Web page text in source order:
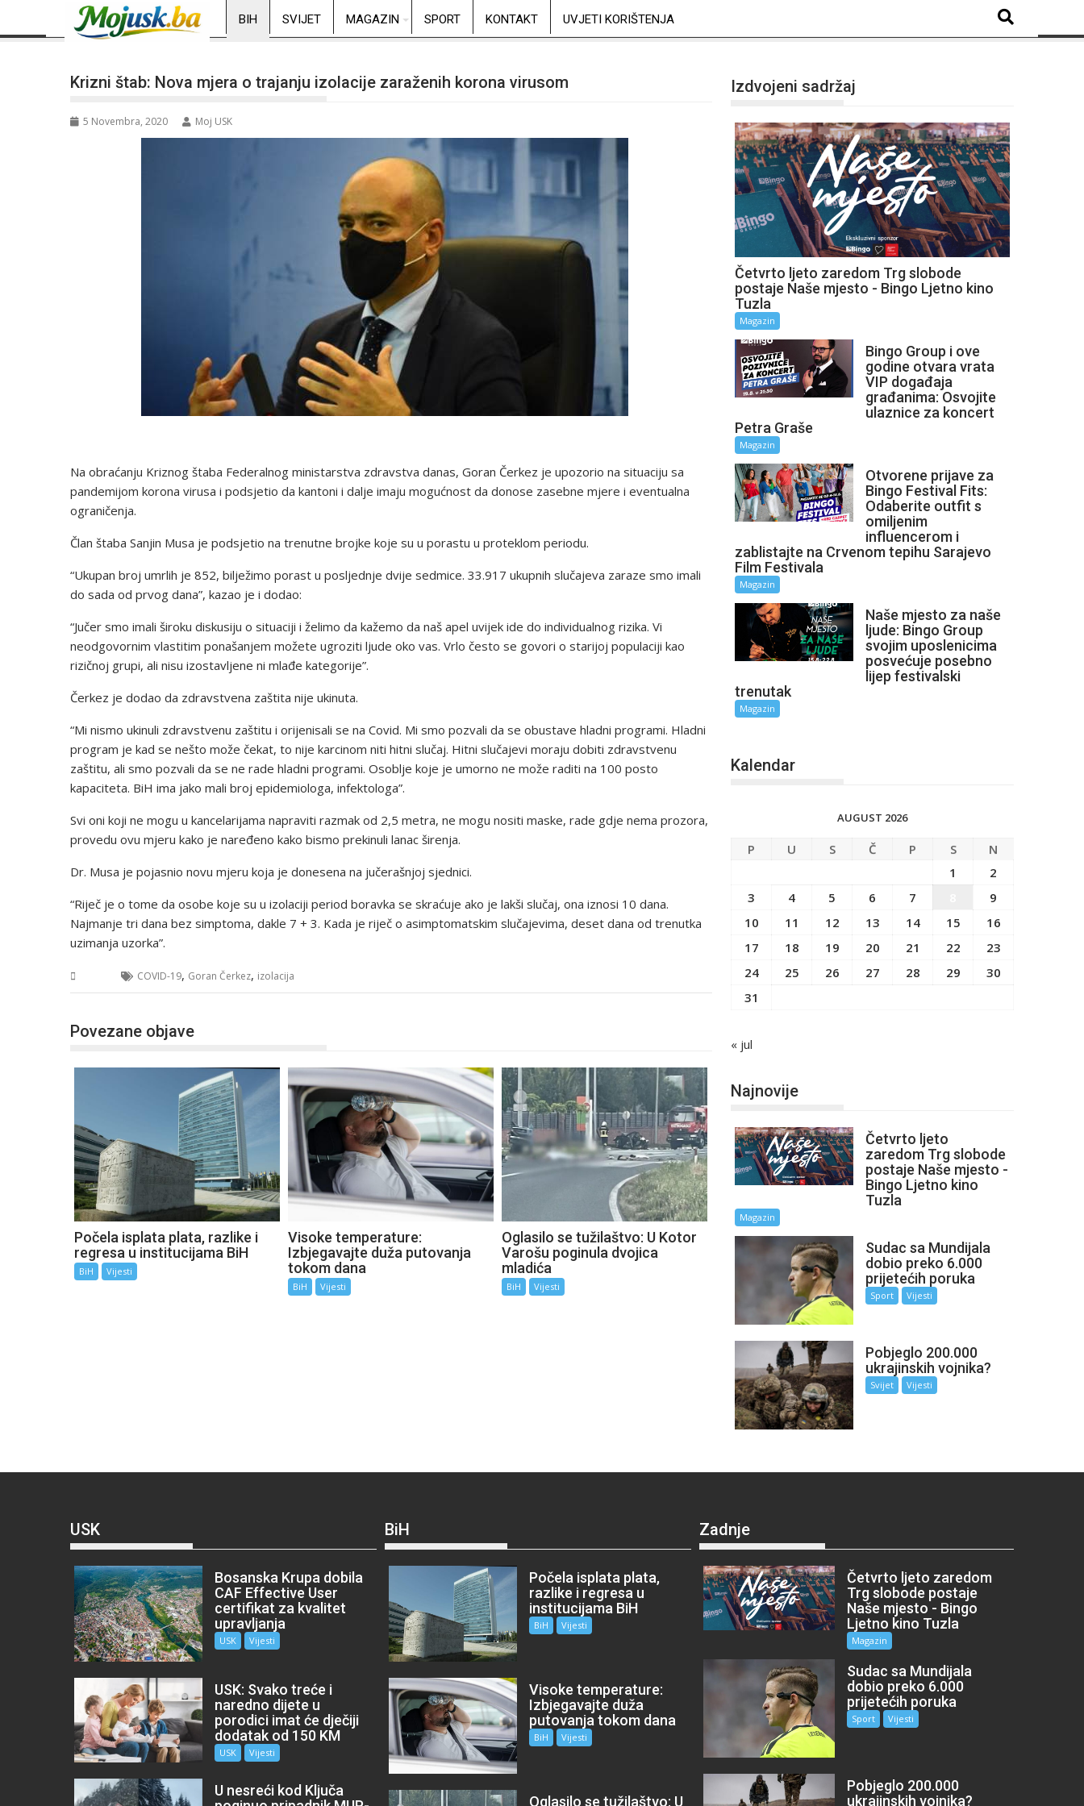
BIH SVIJET MAGAZIN SPORT KONTAKT UVJETI KORIŠTENJA
Krizni štab: Nova mjera o trajanju izolacije zaraženih korona virusom
5 Novembra, 2020 Moj USK
Na obraćanju Kriznog štaba Federalnog ministarstva zdravstva danas, Goran Čerkez je upozorio na situaciju sa
pandemijom korona virusa i podsjetio da kantoni i dalje imaju mogućnost da donose zasebne mjere i eventualna
ograničenja.
Član štaba Sanjin Musa je podsjetio na trenutne brojke koje su u porastu u proteklom periodu.
“Ukupan broj umrlih je 852, bilježimo porast u posljednje dvije sedmice. 33.917 ukupnih slučajeva zaraze smo imali
do sada od prvog dana”, kazao je i dodao:
“Jučer smo imali široku diskusiju o situaciji i želimo da kažemo da naš apel uvijek ide do individualnog rizika. Vi
neodgovornim vlastitim ponašanjem možete ugroziti ljude oko vas. Vrlo često se govori o starijoj populaciji kao
rizičnoj grupi, ali nisu izostavljene ni mlađe kategorije”.
Čerkez je dodao da zdravstvena zaštita nije ukinuta.
“Mi nismo ukinuli zdravstvenu zaštitu i orijenisali se na Covid. Mi smo pozvali da se obustave hladni programi. Hladni
program je kad se nešto može čekat, to nije karcinom niti hitni slučaj. Hitni slučajevi moraju dobiti zdravstvenu
zaštitu, ali smo pozvali da se ne rade hladni programi. Osoblje koje je umorno ne može raditi na 100 posto
kapaciteta. BiH ima jako mali broj epidemiologa, infektologa”.
Svi oni koji ne mogu u kancelarijama napraviti razmak od 2,5 metra, ne mogu nositi maske, rade gdje nema prozora,
provedu ovu mjeru kako je naređeno kako bismo prekinuli lanac širenja.
Dr. Musa je pojasnio novu mjeru koja je donesena na jučerašnjoj sjednici.
“Riječ je o tome da osobe koje su u izolaciji period boravka se skraćuje ako je lakši slučaj, ona iznosi 10 dana.
Najmanje tri dana bez simptoma, dakle 7 + 3. Kada je riječ o asimptomatskim slučajevima, deset dana od trenutka
uzimanja uzorka”.
COVID-19, Goran Čerkez, izolacija
Povezane objave
Počela isplata plata, razlike i
regresa u institucijama BiH
BiH Vijesti
Visoke temperature:
Izbjegavajte duža putovanja
tokom dana
BiH Vijesti
Oglasilo se tužilaštvo: U Kotor
Varošu poginula dvojica
mladića
BiH Vijesti
Izdvojeni sadržaj
Četvrto ljeto zaredom Trg slobode
postaje Naše mjesto - Bingo Ljetno kino
Tuzla
Magazin
Bingo Group i ove
godine otvara vrata
VIP događaja
građanima: Osvojite
ulaznice za koncert
Petra Graše
Magazin
Otvorene prijave za
Bingo Festival Fits:
Odaberite outfit s
omiljenim
influencerom i
zablistajte na Crvenom tepihu Sarajevo
Film Festivala
Magazin
Naše mjesto za naše
ljude: Bingo Group
svojim uposlenicima
posvećuje posebno
lijep festivalski
trenutak
Magazin
Kalendar
AUGUST 2026
P U S Č P S
N
1
2
3
4 5 6 7
9
10
11 12 13 14 15
16
17
18 19 20 21 22
23
24
25 26 27 28 29
30
31
« jul
Najnovije
Četvrto ljeto
zaredom Trg slobode
postaje Naše mjesto -
Bingo Ljetno kino
Tuzla
Magazin
Sudac sa Mundijala
dobio preko 6.000
prijetećih poruka
Sport Vijesti
Pobjeglo 200.000
ukrajinskih vojnika?
Svijet Vijesti
USK
Bosanska Krupa dobila
CAF Effective User
certifikat za kvalitet
upravljanja
USK Vijesti
USK: Svako treće i
naredno dijete u
porodici imat će dječiji
dodatak od 150 KM
USK Vijesti
U nesreći kod Ključa
BiH
Počela isplata plata,
razlike i regresa u
institucijama BiH
BiH Vijesti
Visoke temperature:
Izbjegavajte duža
putovanja tokom dana
BiH Vijesti
Oglasilo se tužilaštvo: U
Zadnje
Četvrto ljeto zaredom
Trg slobode postaje
Naše mjesto - Bingo
Ljetno kino Tuzla
Magazin
Sudac sa Mundijala
dobio preko 6.000
prijetećih poruka
Sport Vijesti
Pobjeglo 200.000
ukrajinskih vojnika?